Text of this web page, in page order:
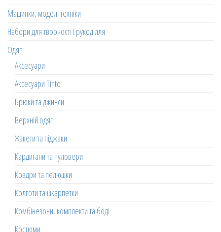
Машинки, моделі техніки
Набори для творчості і рукоділля
Одяг
Аксесуари
Аксесуари Tinto
Брюки та джинси
Верхній одяг
Жакети та піджаки
Кардигани та пуловери
Ковдри та пелюшки
Колготи та шкарпетки
Комбінезони, комплекти та боді
Костюми